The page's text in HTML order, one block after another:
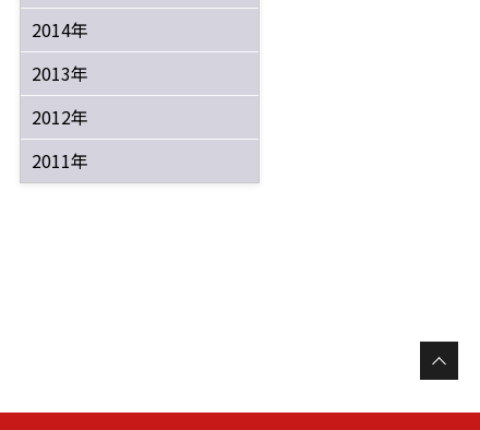
2014年
2013年
2012年
2011年